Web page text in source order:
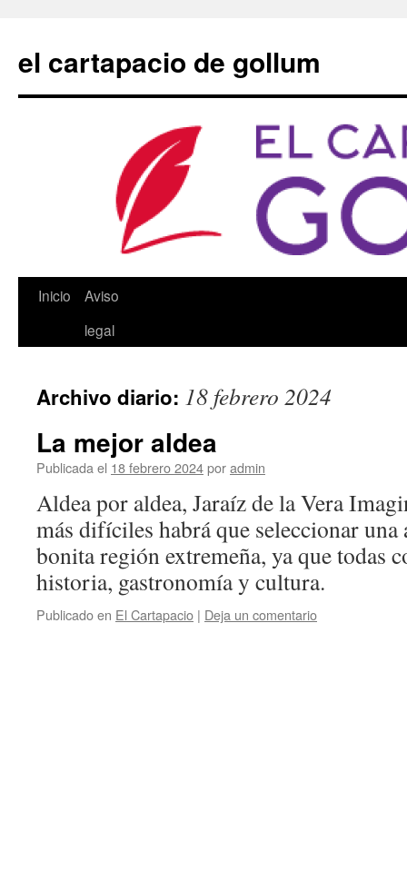
contenido
el cartapacio de gollum
Inicio
Aviso
legal
Archivo diario: 18 febrero 2024
La mejor aldea
Publicada el 18 febrero 2024poradmin
Aldea por aldea, Jaraíz de la Vera
más difíciles habrá que seleccionar una
bonita región extremeña, ya que todas
historia, gastronomía y cultura.
Publicado en El Cartapacio | Deja un comentario